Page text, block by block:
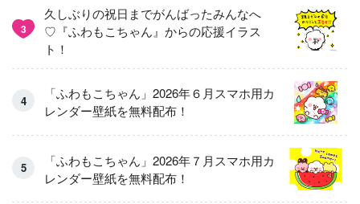
3
久しぶりの祝日までがんばったみんなへ
♡『ふわもこちゃん』からの応援イラス
ト！
「ふわもこちゃん」2026年６月スマホ用カ
レンダー壁紙を無料配布！
「ふわもこちゃん」2026年７月スマホ用カ
レンダー壁紙を無料配布！